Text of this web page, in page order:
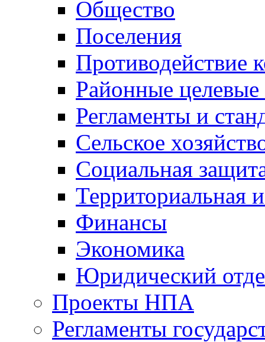
Общество
Поселения
Противодействие
Районные
Регламенты и
Сельское
Социальная
Территориальная
Финансы
Экономика
Юридический
Проекты НПА
Регламенты